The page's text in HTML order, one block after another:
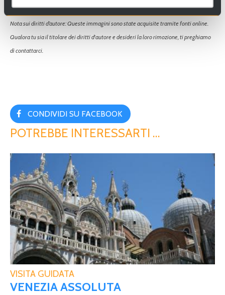
Nota sui diritti d’autore: Queste immagini sono state acquisite tramite fonti online.
Qualora tu sia il titolare dei diritti d'autore e desideri la loro rimozione, ti preghiamo
di contattarci.
CONDIVIDI SU FACEBOOK
POTREBBE INTERESSARTI …
VISITA GUIDATA
VENEZIA ASSOLUTA